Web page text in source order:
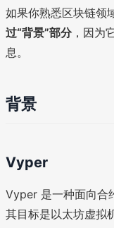
如果你熟悉区块链领
过“背景”部分，因为
息。
背景
Vyper
Vyper 是一种面向合
其目标是以太坊虚拟